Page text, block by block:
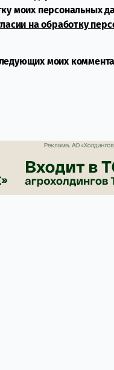
моих персональных
на обработку
моих